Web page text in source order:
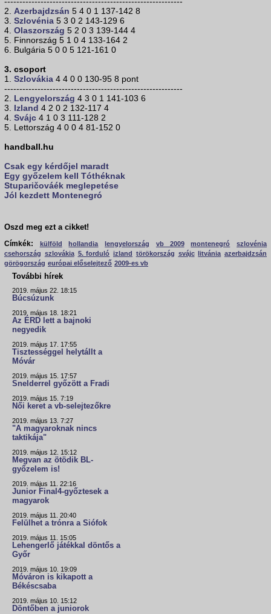
2. Azerbajdzsán 5 4 0 1 137-142 8
3. Szlovénia 5 3 0 2 143-129 6
4. Olaszország 5 2 0 3 139-144 4
5. Finnország 5 1 0 4 133-164 2
6. Bulgária 5 0 0 5 121-161 0
3. csoport
1. Szlovákia 4 4 0 0 130-95 8 pont
-----------------------------------------------------------
2. Lengyelország 4 3 0 1 141-103 6
3. Izland 4 2 0 2 132-117 4
4. Svájc 4 1 0 3 111-128 2
5. Lettország 4 0 0 4 81-152 0
handball.hu
Csak egy kérdőjel maradt
Egy győzelem kell Tóthéknak
Stuparičováék meglepetése
Jól kezdett Montenegró
Oszd meg ezt a cikket!
Címkék:
külföld hollandia lengyelország vb 2009 montenegró
szlovénia
csehország szlovákia 5. forduló izland törökország svájc litvánia azerbajdzsán
görögország európai előselejtező 2009-es vb
További hírek
2019. május 22. 18:15
Búcsúzunk
2019. május 18. 18:21
Az ÉRD lett a bajnoki
negyedik
2019. május 17. 17:55
Tisztességgel helytállt a
Móvár
2019. május 15. 17:57
Snelderrel győzött a Fradi
2019. május 15. 7:19
Női keret a vb-selejtezőkre
2019. május 13. 7:27
"A magyaroknak nincs
taktikája"
2019. május 12. 15:12
Megvan az ötödik BL-
győzelem is!
2019. május 11. 22:16
Junior Final4-győztesek a
magyarok
2019. május 11. 20:40
Felülhet a trónra a Siófok
2019. május 11. 15:05
Lehengerlő játékkal döntős a
Győr
2019. május 10. 19:09
Móváron is kikapott a
Békéscsaba
2019. május 10. 15:12
Döntőben a juniorok